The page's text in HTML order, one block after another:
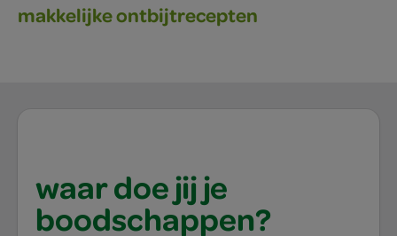
makkelijke ontbijtrecepten
waar doe jij je
boodschappen?